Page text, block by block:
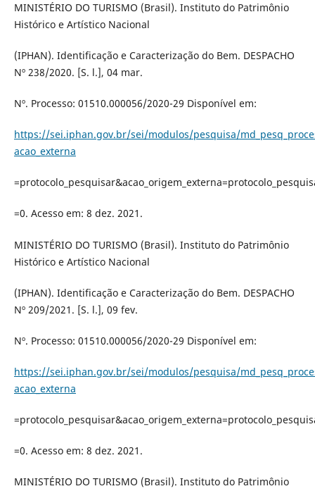
MINISTÉRIO DO TURISMO (Brasil). Instituto do Patrimônio
Histórico e Artístico Nacional
(IPHAN). Identificação e Caracterização do Bem. DESPACHO
Nº 238/2020. [S. l.], 04 mar.
Nº. Processo: 01510.000056/2020-29 Disponível em:
https://sei.iphan.gov.br/sei/modulos/pesquisa/
acao_externa
=0. Acesso em: 8 dez. 2021.
MINISTÉRIO DO TURISMO (Brasil). Instituto do Patrimônio
Histórico e Artístico Nacional
(IPHAN). Identificação e Caracterização do Bem. DESPACHO
Nº 209/2021. [S. l.], 09 fev.
Nº. Processo: 01510.000056/2020-29 Disponível em:
https://sei.iphan.gov.br/sei/modulos/pesquisa/
acao_externa
=0. Acesso em: 8 dez. 2021.
MINISTÉRIO DO TURISMO (Brasil). Instituto do Patrimônio